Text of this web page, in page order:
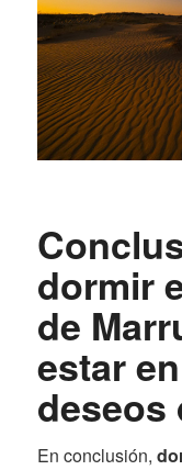
dormir
de
estar
deseos
En conclusión,